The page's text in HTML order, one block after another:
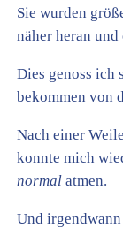
Sie wurden
näher heran
Dies genoss ich
bekommen von
Nach einer
konnte mich
normal atmen.
Und